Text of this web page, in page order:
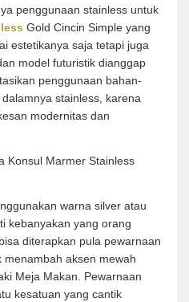
penggunaan stainless untuk
Gold Cincin Simple yang
estetikanya saja tetapi juga
model futuristik dianggap
penggunaan bahan-
stainless, karena
modernitas dan
warna silver atau
kebanyakan yang orang
diterapkan pula pewarnaan
menambah aksen mewah
Meja Makan. Pewarnaan
kesatuan yang cantik